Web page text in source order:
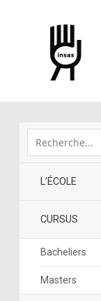
L’ÉCOLE
CURSUS
Bacheliers
Masters